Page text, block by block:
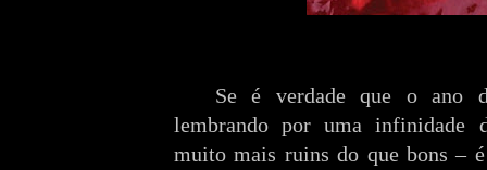
Se é verdade que o ano
lembrando por uma infinidade
muito mais ruins do que bons –